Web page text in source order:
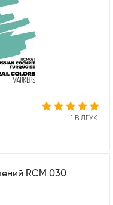
1 ВІДГУК
RCM 030